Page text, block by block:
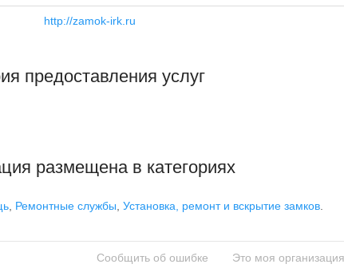
http://zamok-irk.ru
предоставления услуг
размещена в категориях
Ремонтные службы Установка, ремонт и вскрытие замков
Сообщить об ошибке Это моя организация